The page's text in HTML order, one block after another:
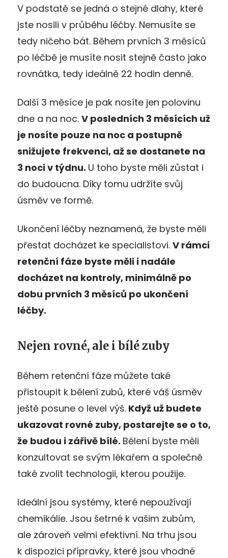
V podstatě se jedná o stejné dlahy, které
jste nosili v průběhu léčby. Nemusíte se
tedy ničeho bát. Během prvních 3 měsíců
po léčbě je musíte nosit stejně často jako
rovnátka, tedy ideálně 22 hodin denně.
Další 3 měsíce je pak nosíte jen polovinu
dne a na noc. V posledních 3 měsících už
je nosíte pouze na noc a postupně
snižujete frekvenci, až se dostanete na
3 noci v týdnu. U toho byste měli zůstat i
do budoucna. Díky tomu udržíte svůj
úsměv ve formě.
Ukončení léčby neznamená, že byste měli
přestat docházet ke specialistovi. V rámci
retenční fáze byste měli i nadále
docházet na kontroly, minimálně po
dobu prvních 3 měsíců po ukončení
léčby.
Nejen rovné, ale i bílé zuby
Během retenční fáze můžete také
přistoupit k bělení zubů, které váš úsměv
ještě posune o level výš. Když už budete
ukazovat rovné zuby, postarejte se o to,
že budou i zářivě bílé. Bělení byste měli
konzultovat se svým lékařem a společně
také zvolit technologii, kterou použije.
Ideální jsou systémy, které nepoužívají
chemikálie. Jsou šetrné k vašim zubům,
ale zároveň velmi efektivní. Na trhu jsou
k dispozici přípravky, které jsou vhodné